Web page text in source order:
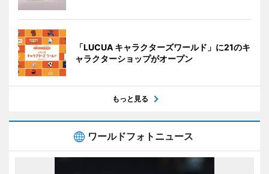
「LUCUA キャラクターズワールド」に21のキ
ャラクターショップがオープン
もっと見る
ワールドフォトニュース